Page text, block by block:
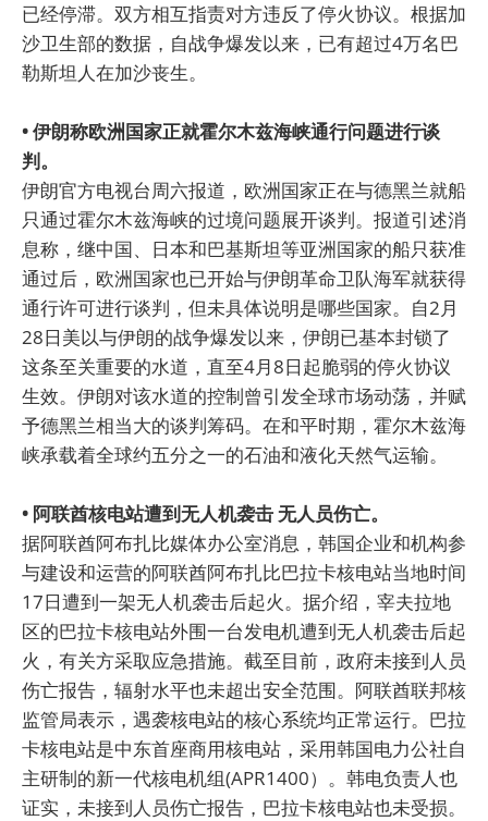
已经停滞。双方相互指责对方违反了停火协议。根据加
沙卫生部的数据，自战争爆发以来，已有超过4万名巴
勒斯坦人在加沙丧生。
• 伊朗称欧洲国家正就霍尔木兹海峡通行问题进行谈
判。
伊朗官方电视台周六报道，欧洲国家正在与德黑兰就船
只通过霍尔木兹海峡的过境问题展开谈判。报道引述消
息称，继中国、日本和巴基斯坦等亚洲国家的船只获准
通过后，欧洲国家也已开始与伊朗革命卫队海军就获得
通行许可进行谈判，但未具体说明是哪些国家。自2月
28日美以与伊朗的战争爆发以来，伊朗已基本封锁了
这条至关重要的水道，直至4月8日起脆弱的停火协议
生效。伊朗对该水道的控制曾引发全球市场动荡，并赋
予德黑兰相当大的谈判筹码。在和平时期，霍尔木兹海
峡承载着全球约五分之一的石油和液化天然气运输。
• 阿联酋核电站遭到无人机袭击 无人员伤亡。
据阿联酋阿布扎比媒体办公室消息，韩国企业和机构参
与建设和运营的阿联酋阿布扎比巴拉卡核电站当地时间
17日遭到一架无人机袭击后起火。据介绍，宰夫拉地
区的巴拉卡核电站外围一台发电机遭到无人机袭击后起
火，有关方采取应急措施。截至目前，政府未接到人员
伤亡报告，辐射水平也未超出安全范围。阿联酋联邦核
监管局表示，遇袭核电站的核心系统均正常运行。巴拉
卡核电站是中东首座商用核电站，采用韩国电力公社自
主研制的新一代核电机组(APR1400）。韩电负责人也
证实，未接到人员伤亡报告，巴拉卡核电站也未受损。